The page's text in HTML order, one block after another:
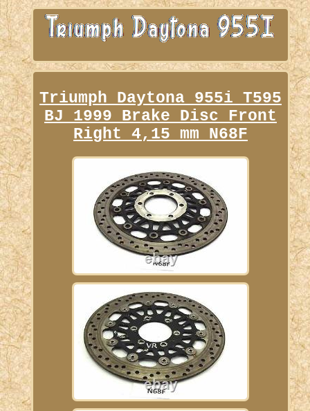
Triumph Daytona 955i T595
BJ 1999 Brake Disc Front
Right 4,15 mm N68F